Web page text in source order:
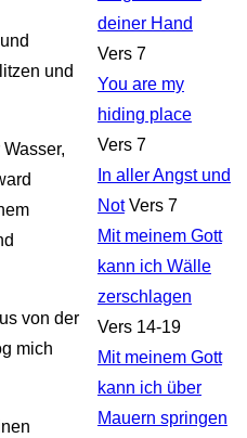
und
von der
mich
deiner Hand
Vers 7
You are my
hiding place
Vers 7
In aller Angst und
Not Vers 7
Mit meinem Gott
kann ich Wälle
zerschlagen
Vers 14-19
Mit meinem Gott
kann ich über
Mauern springen